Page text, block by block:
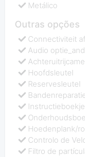
Metálico
Outras opções
Connectiviteit
Audio
Hoofdsleutel
Reservesleutel
Instructieboekje
Hoedenplank/
Controlo de
Filtro de